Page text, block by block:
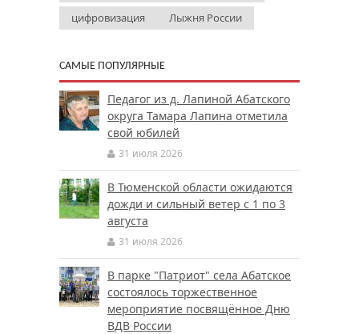
цифровизация
Лыжня России
САМЫЕ ПОПУЛЯРНЫЕ
Педагог из д. Лапиной Абатского
округа Тамара Лапина отметила
свой юбилей
31 июля 2026
В Тюменской области ожидаются
дожди и сильный ветер с 1 по 3
августа
31 июля 2026
В парке "Патриот" села Абатское
состоялось торжественное
мероприятие посвящённое Дню
ВДВ России